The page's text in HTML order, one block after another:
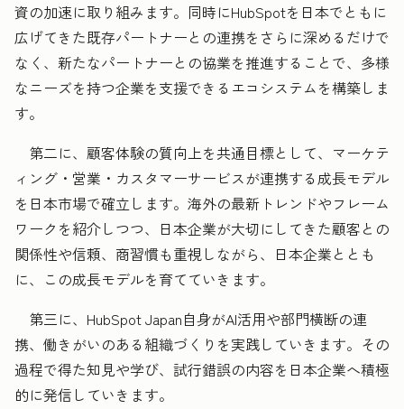
資の加速に取り組みます。同時にHubSpotを日本でともに
広げてきた既存パートナーとの連携をさらに深めるだけで
なく、新たなパートナーとの協業を推進することで、多様
なニーズを持つ企業を支援できるエコシステムを構築しま
す。
第二に、顧客体験の質向上を共通目標として、マーケテ
ィング・営業・カスタマーサービスが連携する成長モデル
を日本市場で確立します。海外の最新トレンドやフレーム
ワークを紹介しつつ、日本企業が大切にしてきた顧客との
関係性や信頼、商習慣も重視しながら、日本企業ととも
に、この成長モデルを育てていきます。
第三に、HubSpot Japan自身がAI活用や部門横断の連
携、働きがいのある組織づくりを実践していきます。その
過程で得た知見や学び、試行錯誤の内容を日本企業へ積極
的に発信していきます。